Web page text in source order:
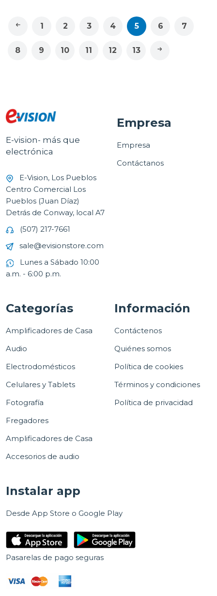
1 2 3 4 5 6 7
8 9 10 11 12 13
E-vision- más que
electrónica
E-Vision, Los Pueblos
Centro Comercial Los
Pueblos (Juan Díaz)
Detrás de Conway, local A7
(507) 217-7661
sale@evisionstore.com
Lunes a Sábado 10:00
a.m. - 6:00 p.m.
Empresa
Empresa
Contáctanos
Categorías
Amplificadores de Casa
Audio
Electrodomésticos
Celulares y Tablets
Fotografía
Fregadores
Amplificadores de Casa
Accesorios de audio
Información
Contáctenos
Quiénes somos
Política de cookies
Términos y condiciones
Política de privacidad
Instalar app
Desde App Store o Google Play
Pasarelas de pago seguras